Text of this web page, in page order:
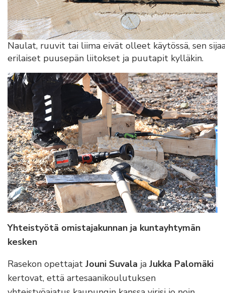
Naulat, ruuvit tai liima eivät olleet käytössä, sen
erilaiset puusepän liitokset ja puutapit kylläkin.
Yhteistyötä omistajakunnan ja kuntayhtymän
kesken
Rasekon opettajat Jouni Suvala ja Jukka Palomäki
kertovat, että artesaanikoulutuksen